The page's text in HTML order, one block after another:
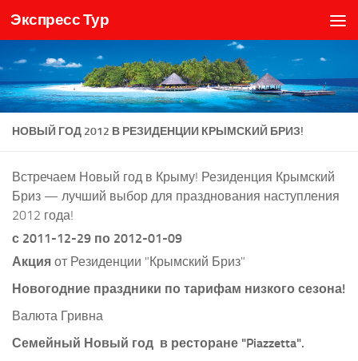
Skip to content
Экспресс Тур
НОВЫЙ ГОД 2012 В РЕЗИДЕНЦИИ КРЫМСКИЙ БРИЗ!
Встречаем Новый год в Крыму! Резиденция Крымский
Бриз — лучший выбор для празднования наступления
2012 года!
с 2011-12-29 по 2012-01-09
Акция от Резиденции "Крымский Бриз"
Новогодние праздники по тарифам низкого сезона!
Валюта Гривна
Семейный Новый год в ресторане "Piazzetta".